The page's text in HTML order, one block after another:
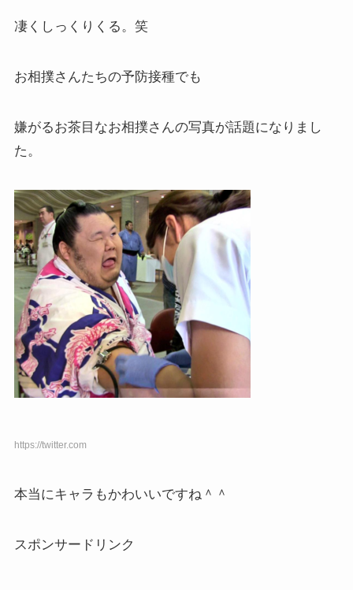
凄くしっくりくる。笑
お相撲さんたちの予防接種でも
嫌がるお茶目なお相撲さんの写真が話題になりまし
た。
https://twitter.com
本当にキャラもかわいいですね＾＾
スポンサードリンク